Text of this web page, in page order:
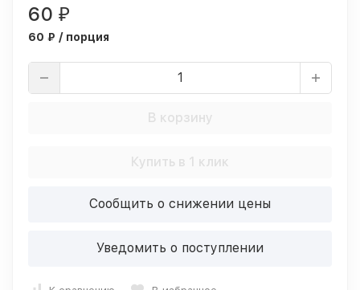
60 ₽
60 ₽ / порция
В корзину
Купить в 1 клик
Сообщить о снижении цены
Уведомить о поступлении